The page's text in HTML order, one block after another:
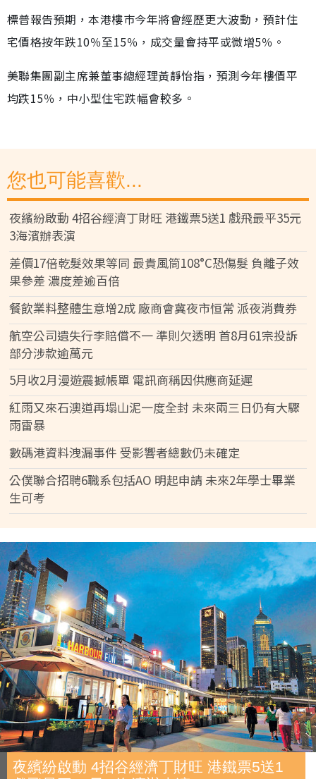
標普報告預期，本港樓巿今年將會經歷更大波動，預計住
宅價格按年跌10％至15％，成交量會持平或微增5％。
美聯集團副主席兼董事總經理黃靜怡指，預測今年樓價平
均跌15％，中小型住宅跌幅會較多。
您也可能喜歡...
夜繽紛啟動 4招谷經濟丁財旺 港鐵票5送1 戲飛最平35元
3海濱辦表演
差價17倍乾髮效果等同 最貴風筒108°C恐傷髮 負離子效
果參差 濃度差逾百倍
餐飲業料整體生意增2成 廠商會冀夜市恒常 派夜消費券
航空公司遺失行李賠償不一 準則欠透明 首8月61宗投訴
部分涉款逾萬元
5月收2月漫遊震撼帳單 電訊商稱因供應商延遲
紅雨又來石澳道再塌山泥一度全封 未來兩三日仍有大驟
雨雷暴
數碼港資料洩漏事件 受影響者總數仍未確定
公僕聯合招聘6職系包括AO 明起申請 未來2年學士畢業
生可考
夜繽紛啟動 4招谷經濟丁財旺 港鐵票5送1